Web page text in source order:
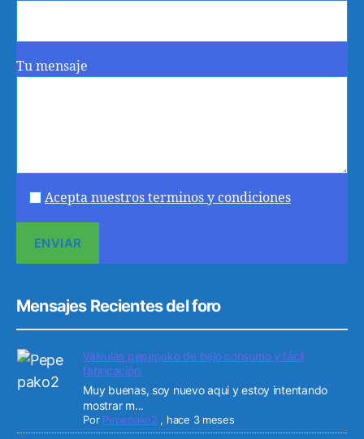
Tu mensaje
Acepta nuestros terminos y condiciones
Mensajes Recientes del foro
Válvulas pepepako de bajo consumo y fácil
fabricación.
Muy buenas, soy nuevo aqui y estoy intentando
mostrar m...
Por Pepepako2 , hace 3 meses